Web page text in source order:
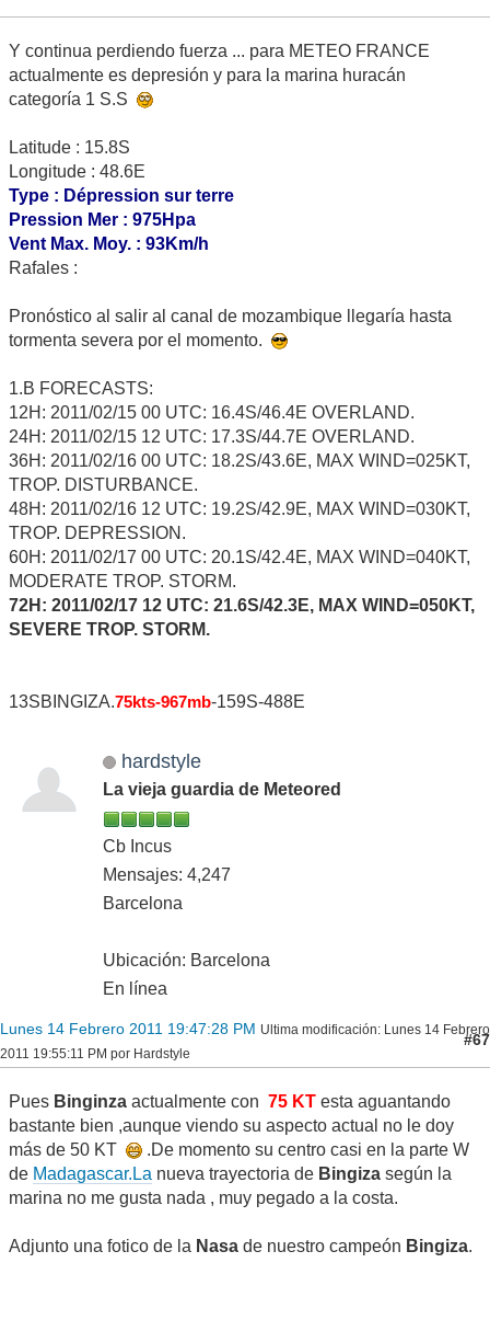
Y continua perdiendo fuerza ... para METEO FRANCE
actualmente es depresión y para la marina huracán
categoría 1 S.S
Latitude : 15.8S
Longitude : 48.6E
Type : Dépression sur terre
Pression Mer : 975Hpa
Vent Max. Moy. : 93Km/h
Rafales :
Pronóstico al salir al canal de mozambique llegaría hasta
tormenta severa por el momento.
1.B FORECASTS:
12H: 2011/02/15 00 UTC: 16.4S/46.4E OVERLAND.
24H: 2011/02/15 12 UTC: 17.3S/44.7E OVERLAND.
36H: 2011/02/16 00 UTC: 18.2S/43.6E, MAX WIND=025KT,
TROP. DISTURBANCE.
48H: 2011/02/16 12 UTC: 19.2S/42.9E, MAX WIND=030KT,
TROP. DEPRESSION.
60H: 2011/02/17 00 UTC: 20.1S/42.4E, MAX WIND=040KT,
MODERATE TROP. STORM.
72H: 2011/02/17 12 UTC: 21.6S/42.3E, MAX WIND=050KT,
SEVERE TROP. STORM.
13SBINGIZA.75kts-967mb-159S-488E
hardstyle
La vieja guardia de Meteored
Cb Incus
Mensajes: 4,247
Barcelona
Ubicación: Barcelona
En línea
Lunes 14 Febrero 2011 19:47:28 PM Ultima modificación: Lunes 14 Febrero
2011 19:55:11 PM por Hardstyle
#67
Pues Binginza actualmente con 75 KT esta aguantando
bastante bien ,aunque viendo su aspecto actual no le doy
más de 50 KT
.De momento su centro casi en la parte W
de Madagascar.La nueva trayectoria de Bingiza según la
marina no me gusta nada , muy pegado a la costa.
Adjunto una fotico de la Nasa de nuestro campeón Bingiza.